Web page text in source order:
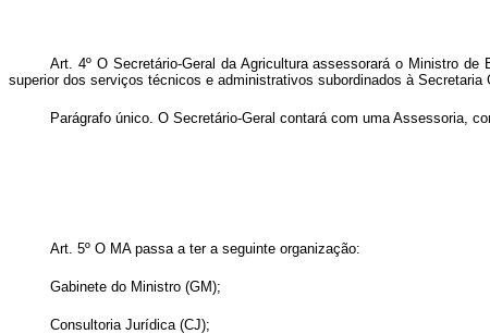
Art. 4º O Secretário-Geral da Agricultura assessorará o Ministro
superior dos serviços técnicos e administrativos subordinados à Secretaria
Parágrafo único. O Secretário-Geral contará com uma Assessoria,
Art. 5º O MA passa a ter a seguinte organização:
Gabinete do Ministro (GM);
Consultoria Jurídica (CJ);